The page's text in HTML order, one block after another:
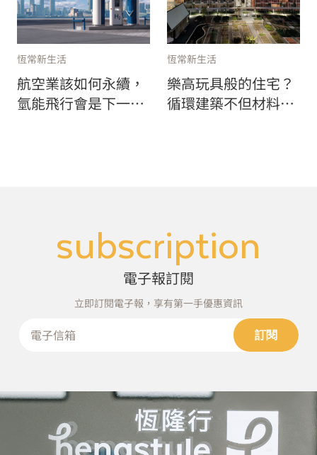
恆常新生活
航空業該如何永續，
氫能飛行會是下一步
恆常新生活
樂高玩具般的住宅？
循環建築不但材料永
subscription
電子報訂閱
立即訂閱電子報，享有第一手優惠資訊
訂閱